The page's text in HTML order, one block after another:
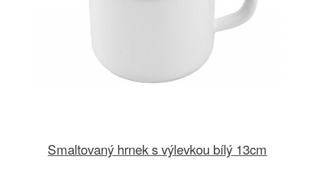
Smaltovaný hrnek s výlevkou bílý 13cm